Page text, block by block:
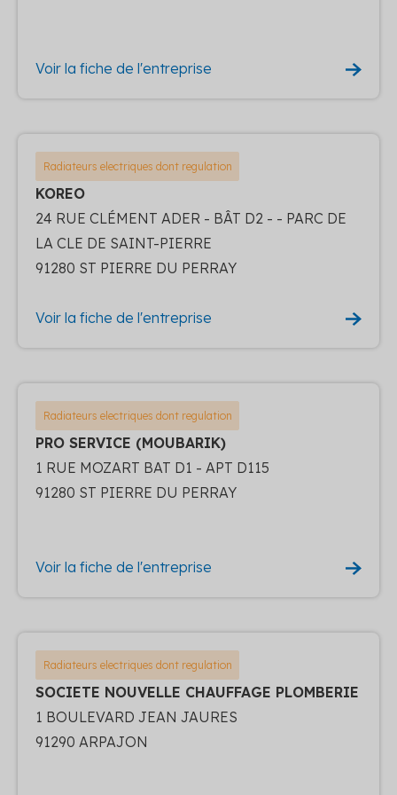
Voir la fiche de l'entreprise
Radiateurs electriques dont regulation
KOREO
24 RUE CLÉMENT ADER - BÂT D2 - - PARC DE
LA CLE DE SAINT-PIERRE
91280 ST PIERRE DU PERRAY
Voir la fiche de l'entreprise
Radiateurs electriques dont regulation
PRO SERVICE (MOUBARIK)
1 RUE MOZART BAT D1 - APT D115
91280 ST PIERRE DU PERRAY
Voir la fiche de l'entreprise
Radiateurs electriques dont regulation
SOCIETE NOUVELLE CHAUFFAGE PLOMBERIE
1 BOULEVARD JEAN JAURES
91290 ARPAJON